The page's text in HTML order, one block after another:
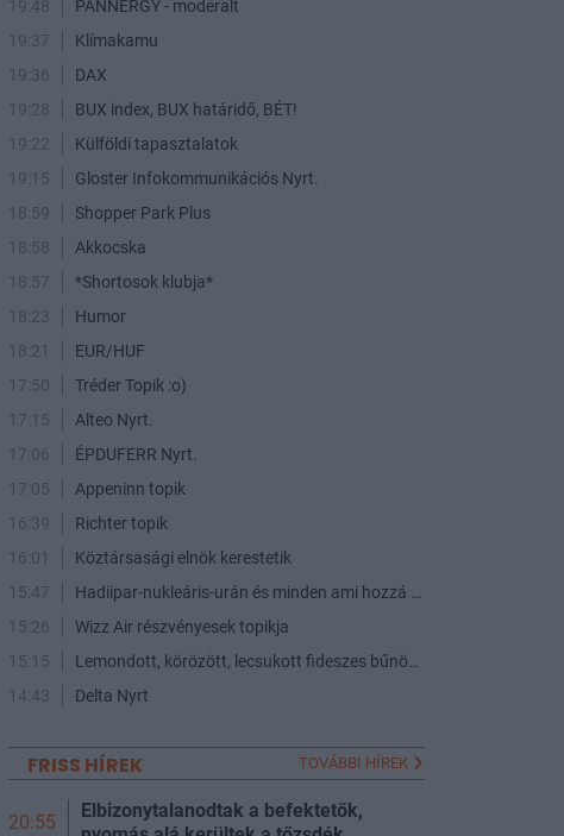
19:48
PANNERGY - moderalt
19:37
Klímakamu
19:36
DAX
19:28
BUX index, BUX határidő, BÉT!
19:22
Külföldi tapasztalatok
19:15
Gloster Infokommunikációs Nyrt.
18:59
Shopper Park Plus
18:58
Akkocska
18:57
*Shortosok klubja*
18:23
Humor
18:21
EUR/HUF
17:50
Tréder Topik :o)
17:15
Alteo Nyrt.
17:06
ÉPDUFERR Nyrt.
17:05
Appeninn topik
16:39
Richter topik
16:01
Köztársasági elnök kerestetik
15:47
15:26
Wizz Air részvényesek topikja
15:15
14:43
Delta Nyrt
FRISS HÍREK TOVÁBBI HÍREK
20:55
Elbizonytalanodtak a befektetők,